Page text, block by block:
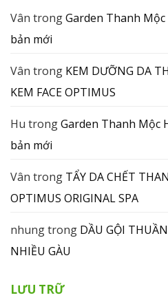
Vân trongGarden Thanh
bản mới
Vân trong KEM DƯỠNG DA
KEM FACE OPTIMUS
Hu trongGarden Thanh Mộc
bản mới
Vân trong TẨY DA CHẾT
OPTIMUS ORIGINAL SPA
nhungtrong DẦU GỘI
NHIỀU GÀU
LƯU TRỮ